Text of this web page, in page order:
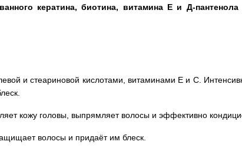
кератина, биотина, витамина Е и Д-
и стеариновой кислотами, витаминами Е и С.
кожу головы, выпрямляет волосы и эффективно
волосы и придаёт им блеск.